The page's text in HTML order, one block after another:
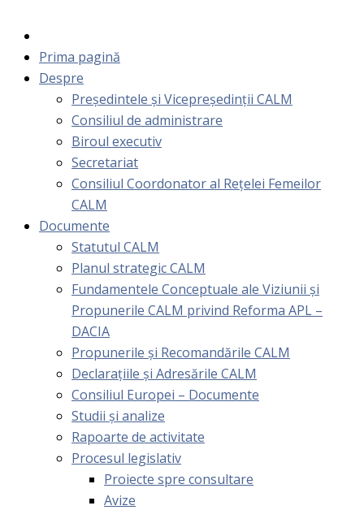
Prima pagină
Despre
Președintele și Vicepreședinții CALM
Consiliul de administrare
Biroul executiv
Secretariat
Consiliul Coordonator al Rețelei Femeilor
CALM
Documente
Statutul CALM
Planul strategic CALM
Fundamentele Conceptuale ale Viziunii și
Propunerile CALM privind Reforma APL –
DACIA
Propunerile și Recomandările CALM
Declarațiile și Adresările CALM
Consiliul Europei – Documente
Studii și analize
Rapoarte de activitate
Procesul legislativ
Proiecte spre consultare
Avize